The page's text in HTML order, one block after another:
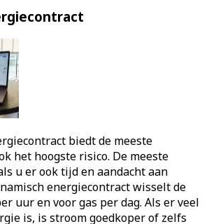
biedt de meeste
het hoogste risico. De meeste
u er ook tijd en aandacht aan
energiecontract wisselt de
uur en voor gas per dag. Als er veel
is, is stroom goedkoper of zelfs